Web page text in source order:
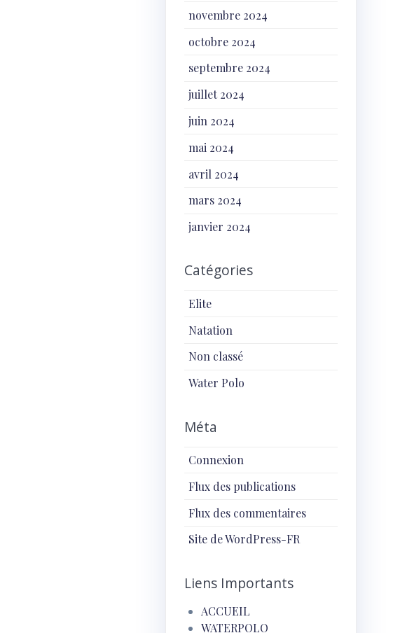
novembre 2024
octobre 2024
septembre 2024
juillet 2024
juin 2024
mai 2024
avril 2024
mars 2024
janvier 2024
Catégories
Elite
Natation
Non classé
Water Polo
Méta
Connexion
Flux des publications
Flux des commentaires
Site de WordPress-FR
Liens Importants
ACCUEIL
WATERPOLO